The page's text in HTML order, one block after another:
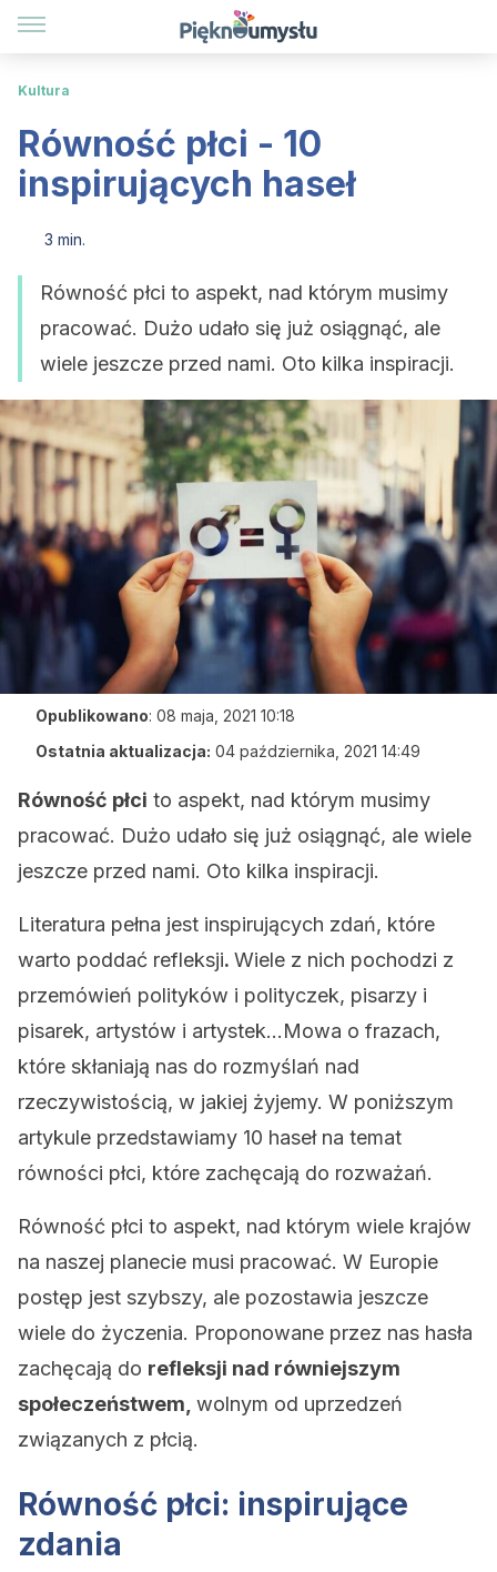
Kultura
Równość płci - 10
inspirujących haseł
3 min.
Równość płci to aspekt, nad którym musimy
pracować. Dużo udało się już osiągnąć, ale
wiele jeszcze przed nami. Oto kilka inspiracji.
Opublikowano: 08 maja, 2021 10:18
Ostatnia aktualizacja: 04 października, 2021 14:49
Równość płci to aspekt, nad którym musimy
pracować. Dużo udało się już osiągnąć, ale wiele
jeszcze przed nami. Oto kilka inspiracji.
Literatura pełna jest inspirujących zdań, które
warto poddać refleksji. Wiele z nich pochodzi z
przemówień polityków i polityczek, pisarzy i
pisarek, artystów i artystek…Mowa o frazach,
które skłaniają nas do rozmyślań nad
rzeczywistością, w jakiej żyjemy. W poniższym
artykule przedstawiamy 10 haseł na temat
równości płci, które zachęcają do rozważań.
Równość płci to aspekt, nad którym wiele krajów
na naszej planecie musi pracować. W Europie
postęp jest szybszy, ale pozostawia jeszcze
wiele do życzenia. Proponowane przez nas hasła
zachęcają do refleksji nad równiejszym
społeczeństwem, wolnym od uprzedzeń
związanych z płcią.
Równość płci: inspirujące
zdania